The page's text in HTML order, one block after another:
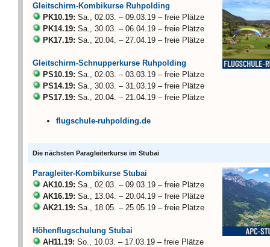
Gleitschirm-Kombikurse Ruhpolding
PK10.19: Sa., 02.03. – 09.03.19 – freie Plätze
PK14.19: Sa., 30.03. – 06.04.19 – freie Plätze
PK17.19: Sa., 20.04. – 27.04.19 – freie Plätze
Gleitschirm-Schnupperkurse Ruhpolding
PS10.19: Sa., 02.03. – 03.03.19 – freie Plätze
PS14.19: Sa., 30.03. – 31.03.19 – freie Plätze
PS17.19: Sa., 20.04. – 21.04.19 – freie Plätze
flugschule-ruhpolding.de
Die nächsten Paragleiterkurse im Stubai
Paragleiter-Kombikurse Stubai
AK10.19: Sa., 02.03. – 09.03.19 – freie Plätze
AK16.19: Sa., 13.04. – 20.04.19 – freie Plätze
AK21.19: Sa., 18.05. – 25.05.19 – freie Plätze
Höhenflugschulung Stubai
AH11.19: So., 10.03. – 17.03.19 – freie Plätze